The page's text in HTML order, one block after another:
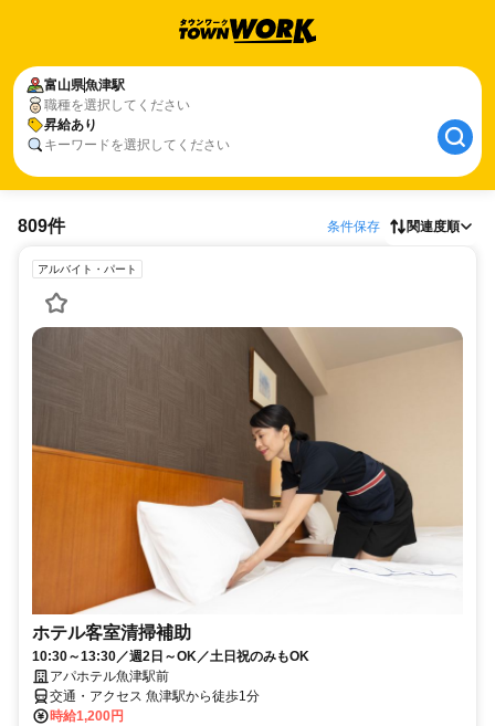
富山県魚津駅
職種を選択してください
昇給あり
キーワードを選択してください
809件 条件保存 関連度順
アルバイト・パート
ホテル客室清掃補助
10:30～13:30／週2日～OK／土日祝のみもOK
アパホテル魚津駅前
交通・アクセス 魚津駅から徒歩1分
時給1,200円